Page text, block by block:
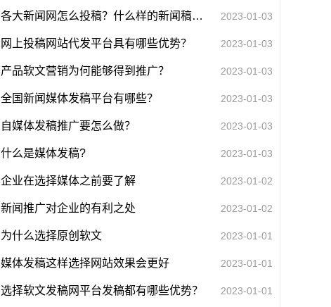
各大新闻网怎么投稿？什么样的新闻稿适合投稿？ 2023-01-03
网上投稿网站代发平台具有哪些优势？ 2023-01-03
产品软文营销为何能够得到推广？ 2023-01-03
全国新闻媒体发稿平台有哪些？ 2023-01-03
自媒体发稿推广要怎么做？ 2023-01-03
什么是媒体发稿? 2023-01-03
企业在选择媒体之前要了解 2023-01-02
新闻推广对企业的有利之处 2023-01-02
为什么选择原创软文 2023-01-01
媒体发稿这样选择网站效果会更好 2023-01-01
选择软文发稿网平台发稿都有哪些优势？ 2023-01-01